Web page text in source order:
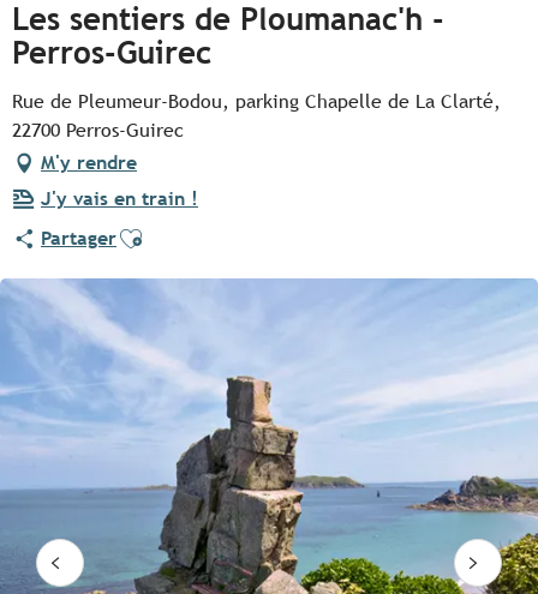
Les sentiers de Ploumanac'h -
Perros-Guirec
Rue de Pleumeur-Bodou, parking Chapelle de La Clarté,
22700 Perros-Guirec
M'y rendre
J'y vais en train !
PartagerAjouter aux favoris